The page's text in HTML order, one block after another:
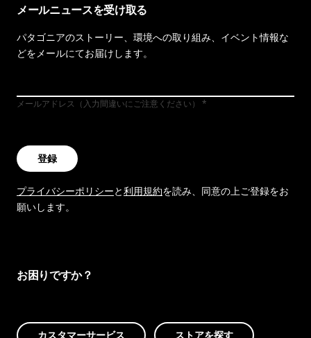
メールニュースを受け取る
パタゴニアのストーリー、環境への取り組み、イベント情報な
どをメールにてお届けします。
メールアドレス（入力間違いにご注意ください）
登録
プライバシーポリシーと利用規約を読み、同意の上ご登録をお
願いします。
お困りですか？
カスタマーサービス ストアを探す